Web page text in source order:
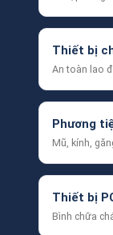
Thiết bị
An toàn lao
Phương
Mũ, kính,
Thiết bị
Bình chữa